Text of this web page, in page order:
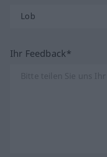
Ihr Feedback*